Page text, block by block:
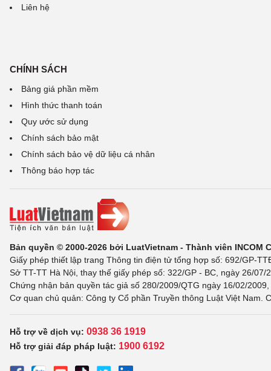
Liên hệ
CHÍNH SÁCH
Bảng giá phần mềm
Hình thức thanh toán
Quy ước sử dụng
Chính sách bảo mật
Chính sách bảo vệ dữ liệu cá nhân
Thông báo hợp tác
Bản quyền © 2000-2026 bởi LuatVietnam - Thành viên INCOM
Giấy phép thiết lập trang Thông tin điện tử tổng hợp số: 692/GP-
Sở TT-TT Hà Nội, thay thế giấy phép số: 322/GP - BC, ngày 26/
Chứng nhận bản quyền tác giả số 280/2009/QTG ngày 16/02/
Cơ quan chủ quản: Công ty Cổ phần Truyền thông Luật Việt Nam.
Hỗ trợ về dịch vụ: 0938 36 1919
Hỗ trợ giải đáp pháp luật: 1900 6192